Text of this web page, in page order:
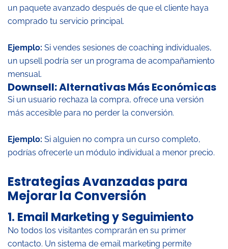
un paquete avanzado después de que el cliente haya
comprado tu servicio principal.
Ejemplo: Si vendes sesiones de coaching individuales,
un upsell podría ser un programa de acompañamiento
mensual.
Downsell: Alternativas Más Económicas
Si un usuario rechaza la compra, ofrece una versión
más accesible para no perder la conversión.
Ejemplo: Si alguien no compra un curso completo,
podrías ofrecerle un módulo individual a menor precio.
Estrategias Avanzadas para
Mejorar la Conversión
1. Email Marketing y Seguimiento
No todos los visitantes comprarán en su primer
contacto. Un sistema de email marketing permite